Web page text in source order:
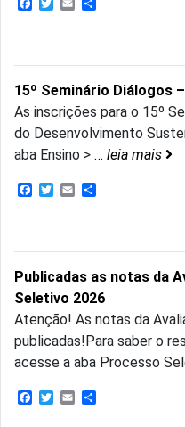
Facebook
Twitter
Email
15º Seminário Diálogos
As inscrições para o 15º
do Desenvolvimento
aba Ensino > … leia mais
Facebook
Twitter
Email
Publicadas as notas da
Seletivo 2026
Atenção! As notas da
publicadas!Para saber o
acesse a aba Processo
Facebook
Twitter
Email